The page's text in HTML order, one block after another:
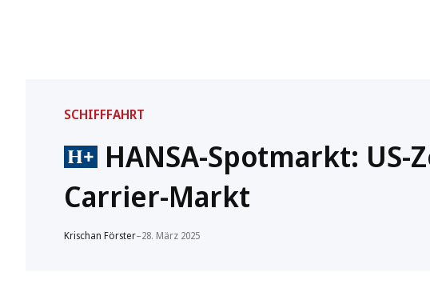
SCHIFFFAHRT
HANSA-Spotmarkt:
Carrier-Markt
Krischan Förster–28. März 2025